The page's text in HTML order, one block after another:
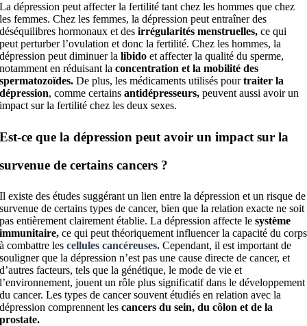
La dépression peut affecter la fertilité tant chez les hommes que chez
les femmes. Chez les femmes, la dépression peut entraîner des
déséquilibres hormonaux et desirrégularités menstruelles, ce qui
peut perturber l’ovulation et donc la fertilité. Chez les hommes, la
dépression peut diminuer lalibido et affecter la qualité du sperme,
notamment en réduisant laconcentration et la mobilité des
spermatozoïdes. De plus, les médicaments utilisés pourtraiter la
dépression, comme certains antidépresseurs,peuvent aussi avoir un
impact sur la fertilité chez les deux sexes.
Est-ce que la dépression peut avoir un impact sur la
survenue de certains cancers ?
Il existe des études suggérant un lien entre la dépression et un risque de
survenue de certains types de cancer, bien que la relation exacte ne soit
pas entièrement clairement établie. La dépression affecte le système
immunitaire, ce qui peut théoriquement influencer la capacité du corps
à combattre lescellules cancéreuses.Cependant, il est important de
souligner que la dépression n’est pas une cause directe de cancer, et
d’autres facteurs, tels que la génétique, le mode de vie et
l’environnement, jouent un rôle plus significatif dans le développement
du cancer. Les types de cancer souvent étudiés en relation avec la
dépression comprennent lescancers du sein, du côlon et de la
prostate.